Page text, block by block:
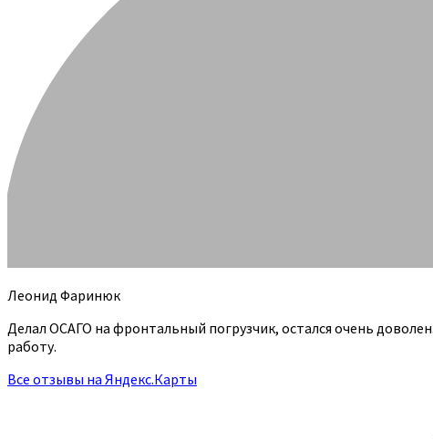
Леонид Фаринюк
Делал ОСАГО на фронтальный погрузчик, остался очень
работу.
Все отзывы на Яндекс.Карты